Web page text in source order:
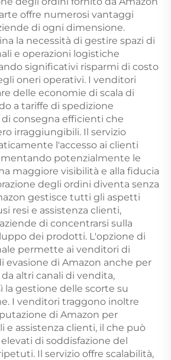
offre numerosi vantaggi
di ogni dimensione.
la necessità di gestire spazi di
e operazioni logistiche
significativi risparmi di costo
oneri operativi. I venditori
delle economie di scala di
a tariffe di spedizione
consegna efficienti che
irraggiungibili. Il servizio
l'accesso ai clienti
potenzialmente le
maggiore visibilità e alla fiducia
degli ordini diventa senza
gestisce tutti gli aspetti
resi e assistenza clienti,
di concentrarsi sulla
dei prodotti. L'opzione di
permette ai venditori di
evasione di Amazon anche per
altri canali di vendita,
la gestione delle scorte su
I venditori traggono inoltre
di Amazon per
e assistenza clienti, il che può
di soddisfazione del
Il servizio offre scalabilità,